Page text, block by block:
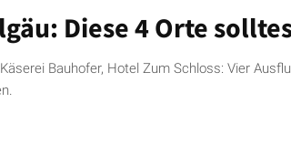
Diese 4 Orte
Bauhofer, Hotel Zum Schloss: Vier